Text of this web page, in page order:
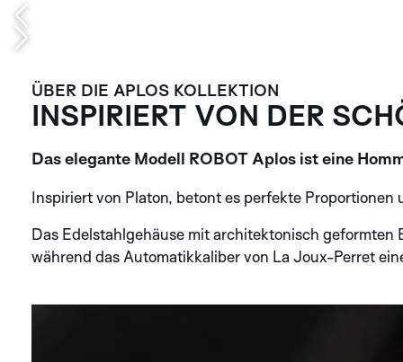
ÜBER DIE APLOS KOLLEKTION
INSPIRIERT VON DER
Das elegante Modell ROBOT Aplos ist eine
Inspiriert von Platon, betont es perfekte Proportionen
Das Edelstahlgehäuse mit architektonisch
während das Automatikkaliber von La Joux-Perret